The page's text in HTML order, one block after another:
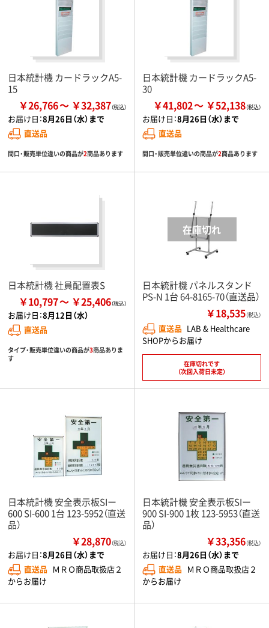
日本統計機 カードラックA5-
15
￥26,766 ￥32,387
お届け日：8月26日（水）まで
直送品
間口・販売単位違いの商品が2商品あります
日本統計機 カードラックA5-
30
￥41,802 ￥52,138
お届け日：8月26日（水）まで
直送品
間口・販売単位違いの商品が2商品あります
日本統計機 社員配置表S
￥10,797 ￥25,406
お届け日：8月12日（水）
直送品
タイプ・販売単位違いの商品が3商品ありま
す
日本統計機 パネルスタンド
PS-N 1台 64-8165-70（直送品）
￥18,535（税込）
直送品 LAB & Healthcare
SHOPからお届け
在庫切れです
（次回入荷日未定）
日本統計機 安全表示板SIー
600 SI-600 1台 123-5952（直送
品）
￥28,870（税込）
お届け日：8月26日（水）まで
直送品 ＭＲＯ商品取扱店２
からお届け
日本統計機 安全表示板SIー
900 SI-900 1枚 123-5953（直送
品）
￥33,356（税込）
お届け日：8月26日（水）まで
直送品 ＭＲＯ商品取扱店２
からお届け